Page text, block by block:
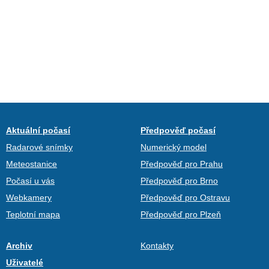
Aktuální počasí
Radarové snímky
Meteostanice
Počasí u vás
Webkamery
Teplotní mapa
Předpověď počasí
Numerický model
Předpověď pro Prahu
Předpověď pro Brno
Předpověď pro Ostravu
Předpověď pro Plzeň
Archiv
Uživatelé
Kontakty